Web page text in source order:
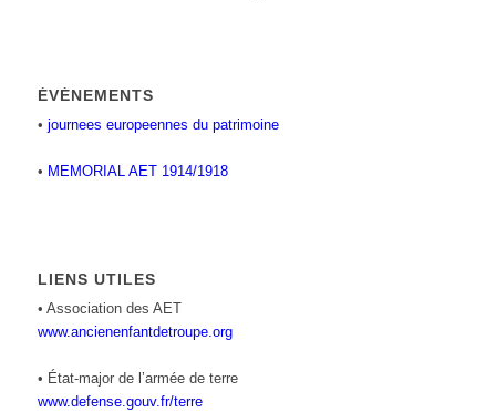
ÉVÉNEMENTS
• journees europeennes du patrimoine
• MEMORIAL AET 1914/1918
LIENS UTILES
• Association des AET
www.ancienenfantdetroupe.org
• État-major de l’armée de terre
www.defense.gouv.fr/terre